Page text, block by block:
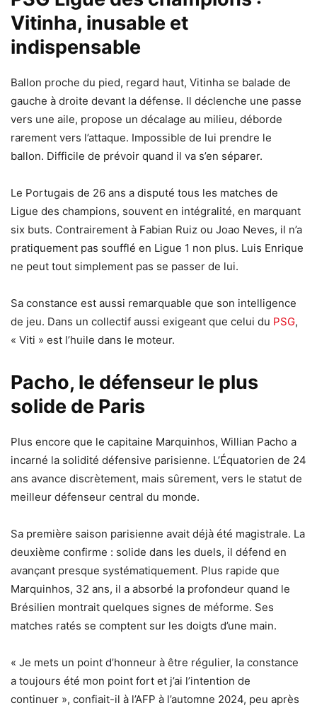
Vitinha, inusable et
indispensable
Ballon proche du pied, regard haut, Vitinha se balade de
gauche à droite devant la défense. Il déclenche une passe
vers une aile, propose un décalage au milieu, déborde
rarement vers l’attaque. Impossible de lui prendre le
ballon. Difficile de prévoir quand il va s’en séparer.
Le Portugais de 26 ans a disputé tous les matches de
Ligue des champions, souvent en intégralité, en marquant
six buts. Contrairement à Fabian Ruiz ou Joao Neves, il n’a
pratiquement pas soufflé en Ligue 1 non plus. Luis Enrique
ne peut tout simplement pas se passer de lui.
Sa constance est aussi remarquable que son intelligence
de jeu. Dans un collectif aussi exigeant que celui du PSG,
« Viti » est l’huile dans le moteur.
Pacho, le défenseur le plus
solide de Paris
Plus encore que le capitaine Marquinhos, Willian Pacho a
incarné la solidité défensive parisienne. L’Équatorien de 24
ans avance discrètement, mais sûrement, vers le statut de
meilleur défenseur central du monde.
Sa première saison parisienne avait déjà été magistrale. La
deuxième confirme : solide dans les duels, il défend en
avançant presque systématiquement. Plus rapide que
Marquinhos, 32 ans, il a absorbé la profondeur quand le
Brésilien montrait quelques signes de méforme. Ses
matches ratés se comptent sur les doigts d’une main.
« Je mets un point d’honneur à être régulier, la constance
a toujours été mon point fort et j’ai l’intention de
continuer », confiait-il à l’AFP à l’automne 2024, peu après